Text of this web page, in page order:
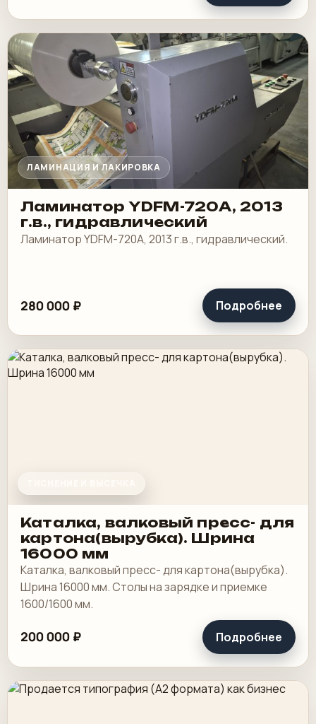
ЛАМИНАЦИЯ И ЛАКИРОВКА
Ламинатор YDFM-720А, 2013
г.в., гидравлический
Ламинатор YDFM-720А, 2013 г.в., гидравлический.
280 000 ₽ Подробнее
Каталка, валковый пресс- для
картона(вырубка). Шрина
16000 мм
Каталка, валковый пресс- для картона(вырубка).
Шрина 16000 мм. Столы на зарядке и приемке
1600/1600 мм.
200 000 ₽ Подробнее